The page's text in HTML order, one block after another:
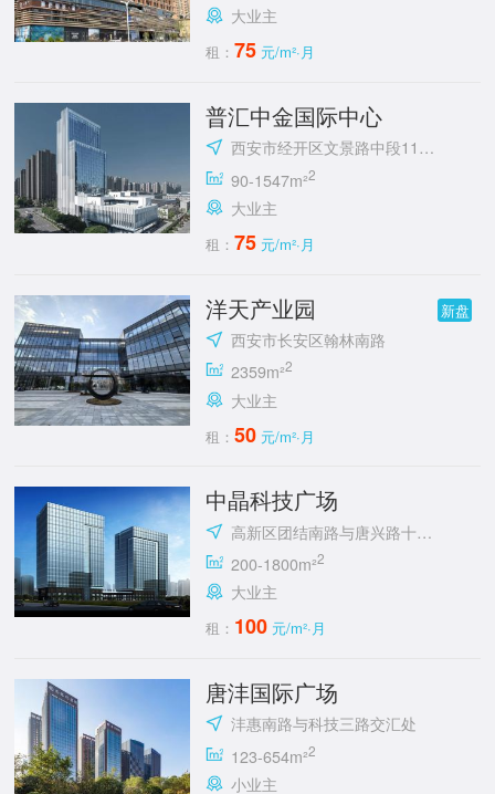
大业主
租：75 元/m²·月
普汇中金国际中心
西安市经开区文景路中段118号
90-1547m²2
大业主
租：75 元/m²·月
洋天产业园 新盘
西安市长安区翰林南路
2359m²2
大业主
租：50 元/m²·月
中晶科技广场
高新区团结南路与唐兴路十字东南角
200-1800m²2
大业主
租： 100 元/m²·月
唐沣国际广场
沣惠南路与科技三路交汇处
123-654m²2
小业主